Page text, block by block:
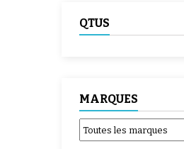
QTUS
MARQUES